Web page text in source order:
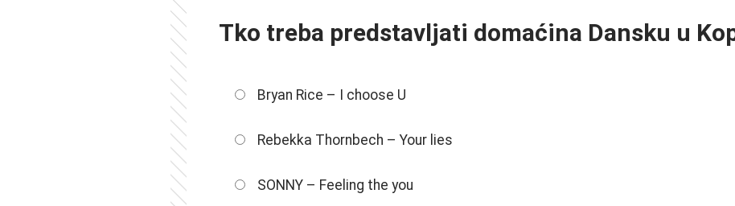
Tko treba predstavljati domaćina Dansku u
Bryan Rice – I choose U
Rebekka Thornbech – Your lies
SONNY – Feeling the you